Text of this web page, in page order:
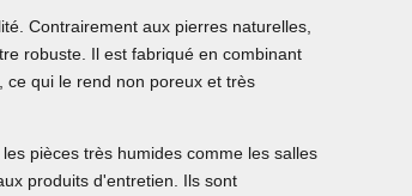
Contrairement aux pierres naturelles,
robuste. Il est fabriqué en combinant
ce qui le rend non poreux et très
pièces très humides comme les salles
produits d'entretien. Ils sont